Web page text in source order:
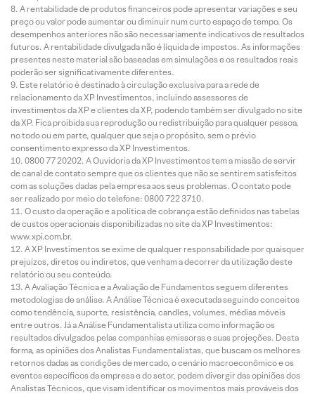
A rentabilidade de produtos financeiros pode apresentar variações e seu
preço ou valor pode aumentar ou diminuir num curto espaço de tempo. Os
desempenhos anteriores não são necessariamente indicativos de resultados
futuros. A rentabilidade divulgada não é líquida de impostos. As informações
presentes neste material são baseadas em simulações e os resultados reais
poderão ser significativamente diferentes.
Este relatório é destinado à circulação exclusiva para a rede de
relacionamento da XP Investimentos, incluindo assessores de
investimentos da XP e clientes da XP, podendo também ser divulgado no site
da XP. Fica proibida sua reprodução ou redistribuição para qualquer pessoa,
no todo ou em parte, qualquer que seja o propósito, sem o prévio
consentimento expresso da XP Investimentos.
0800 77 20202. A Ouvidoria da XP Investimentos tem a missão de servir
de canal de contato sempre que os clientes que não se sentirem satisfeitos
com as soluções dadas pela empresa aos seus problemas. O contato pode
ser realizado por meio do telefone: 0800 722 3710.
O custo da operação e a política de cobrança estão definidos nas tabelas
de custos operacionais disponibilizadas no site da XP Investimentos:
www.xpi.com.br.
A XP Investimentos se exime de qualquer responsabilidade por quaisquer
prejuízos, diretos ou indiretos, que venham a decorrer da utilização deste
relatório ou seu conteúdo.
A Avaliação Técnica e a Avaliação de Fundamentos seguem diferentes
metodologias de análise. A Análise Técnica é executada seguindo conceitos
como tendência, suporte, resistência, candles, volumes, médias móveis
entre outros. Já a Análise Fundamentalista utiliza como informação os
resultados divulgados pelas companhias emissoras e suas projeções. Desta
forma, as opiniões dos Analistas Fundamentalistas, que buscam os melhores
retornos dadas as condições de mercado, o cenário macroeconômico e os
eventos específicos da empresa e do setor, podem divergir das opiniões dos
Analistas Técnicos, que visam identificar os movimentos mais prováveis dos